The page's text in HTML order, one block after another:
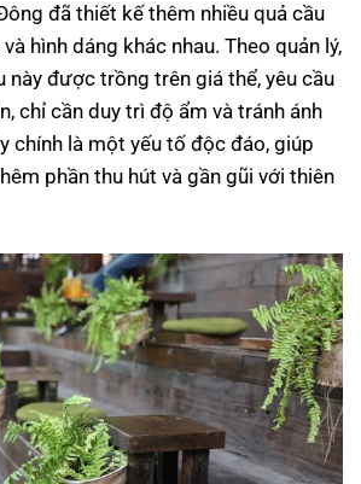
đã thiết kế thêm nhiều quả cầu
hình dáng khác nhau. Theo quản lý,
này được trồng trên giá thể, yêu cầu
chỉ cần duy trì độ ẩm và tránh ánh
chính là một yếu tố độc đáo, giúp
phần thu hút và gần gũi với thiên